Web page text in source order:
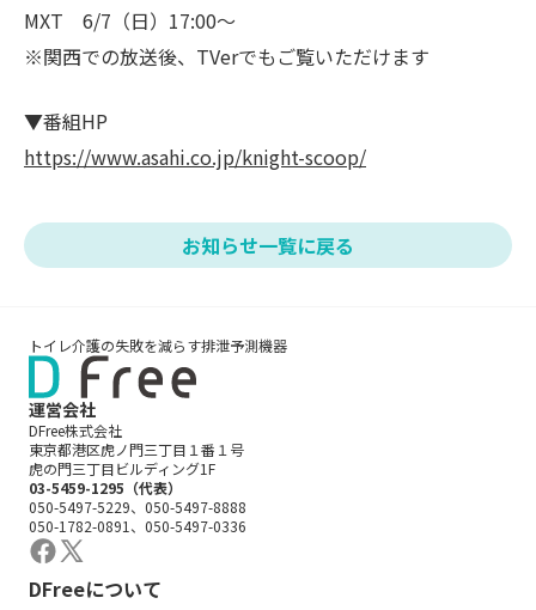
︎MXT 6/7（日）17:00～
※関西での放送後、TVerでもご覧いただけます
▼番組HP
https://www.asahi.co.jp/knight-scoop/
お知らせ一覧に戻る
トイレ介護の失敗を減らす排泄予測機器
運営会社
DFree株式会社
東京都港区虎ノ門三丁目１番１号
虎の門三丁目ビルディング1F
03-5459-1295（代表）
050-5497-5229、050-5497-8888
050-1782-0891、050-5497-0336
DFreeについて